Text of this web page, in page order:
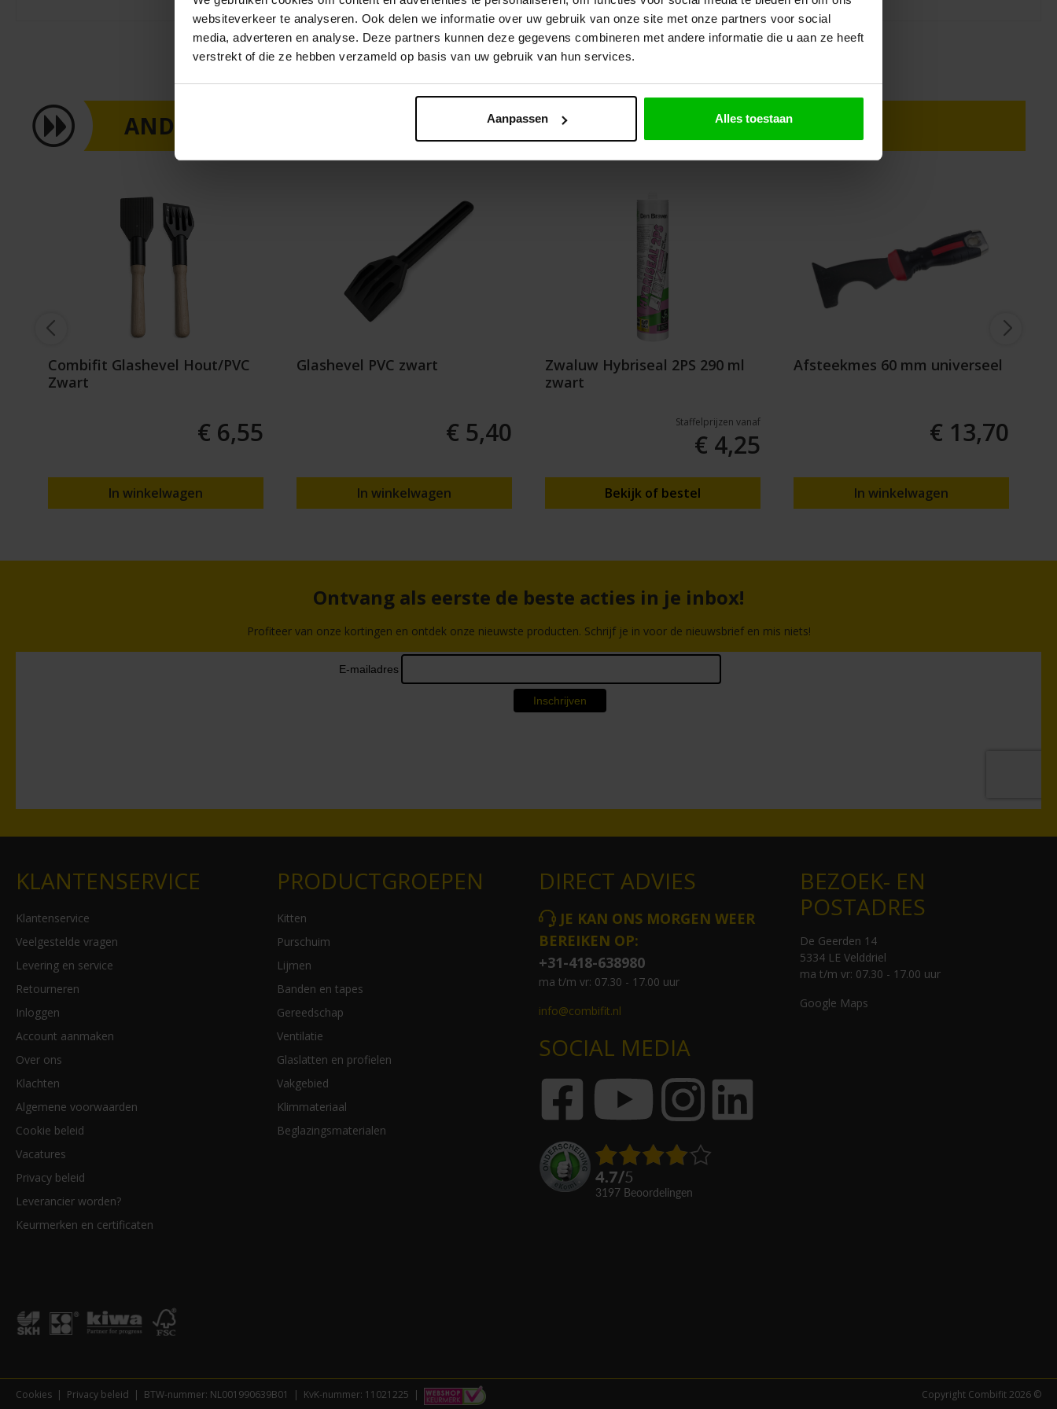
websiteverkeer te analyseren. Ook delen we informatie over uw gebruik van onze site met onze partners voor social
media, adverteren en analyse. Deze partners kunnen deze gegevens combineren met andere informatie die u aan ze heeft
verstrekt of die ze hebben verzameld op basis van uw gebruik van hun services.
Aanpassen Alles toestaan
ANDEREN KOCHTEN OOK
Combifit Glashevel Hout/PVC
Zwart
€ 6,55
In winkelwagen
Glashevel PVC zwart
€ 5,40
In winkelwagen
Zwaluw Hybriseal 2PS 290 ml
zwart
Staffelprijzen vanaf
€ 4,25
Bekijk of bestel
Afsteekmes 60 mm universeel
€ 13,70
In winkelwagen
Ontvang als eerste de beste acties in je inbox!
Profiteer van onze kortingen en ontdek onze nieuwste producten. Schrijf je in voor de nieuwsbrief en mis niets!
KLANTENSERVICE
Klantenservice
Veelgestelde vragen
Levering en service
Retourneren
Inloggen
Account aanmaken
Over ons
Klachten
Algemene voorwaarden
Cookie beleid
Vacatures
Privacy beleid
Leverancier worden?
Keurmerken en certificaten
PRODUCTGROEPEN
Kitten
Purschuim
Lijmen
Banden en tapes
Gereedschap
Ventilatie
Glaslatten en profielen
Vakgebied
Klimmateriaal
Beglazingsmaterialen
DIRECT ADVIES
JE KAN ONS MORGEN WEER
BEREIKEN OP:
+31-418-638980
ma t/m vr: 07.30 - 17.00 uur
info@combifit.nl
SOCIAL MEDIA
4.7/5
3197 beoordelingen
BEZOEK- EN
POSTADRES
De Geerden 14
5334 LE Velddriel
ma t/m vr: 07.30 - 17.00 uur
Google Maps
Cookies Privacy beleid BTW-nummer: NL001990639B01 KvK-nummer: 11021225 Copyright Combifit 2026 ©